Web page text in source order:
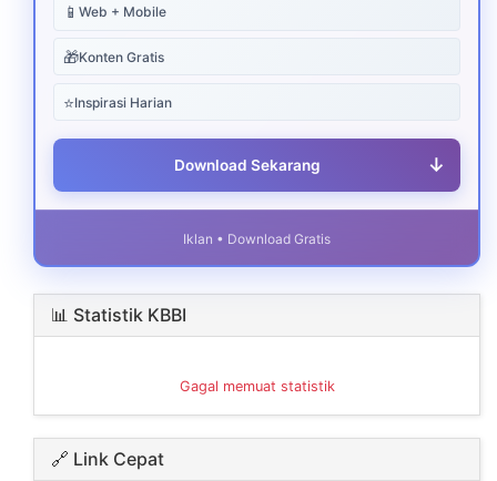
📱 Web + Mobile
🎁Konten Gratis
⭐Inspirasi Harian
Download Sekarang ↓
Iklan • Download Gratis
📊 Statistik KBBI
Gagal memuat statistik
🔗 Link Cepat